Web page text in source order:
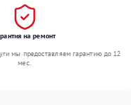
на ремонт
мы предоставляем гарантию до 12
мес.